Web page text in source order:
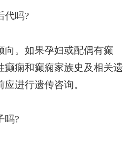
代吗?
向。如果孕妇或配偶有癫
癫痫和癫痫家族史及相关遗
进行遗传咨询。
吗?